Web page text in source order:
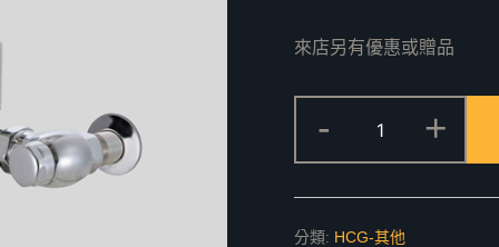
來店另有優惠或贈品
-
(D)
隱
藏
式
+
分類: HCG-其他